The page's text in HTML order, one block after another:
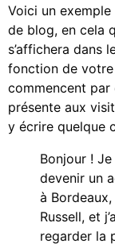
Voici un
de blog, en cela
s’affichera dans
fonction de
commencent par
présente aux
y écrire quelque
Bonjour !
devenir un
à
Russell, et
regarder la